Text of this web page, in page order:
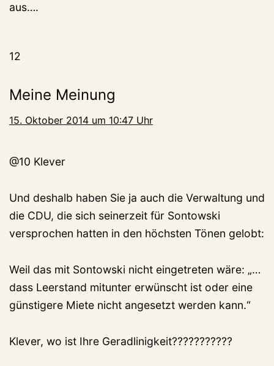
aus….
12
Meine Meinung
15. Oktober 2014 um 10:47 Uhr
@10 Klever
Und deshalb haben Sie ja auch die Verwaltung und
die CDU, die sich seinerzeit für Sontowski
versprochen hatten in den höchsten Tönen gelobt:
Weil das mit Sontowski nicht eingetreten wäre: „…
dass Leerstand mitunter erwünscht ist oder eine
günstigere Miete nicht angesetzt werden kann.“
Klever, wo ist Ihre Geradlinigkeit???????????